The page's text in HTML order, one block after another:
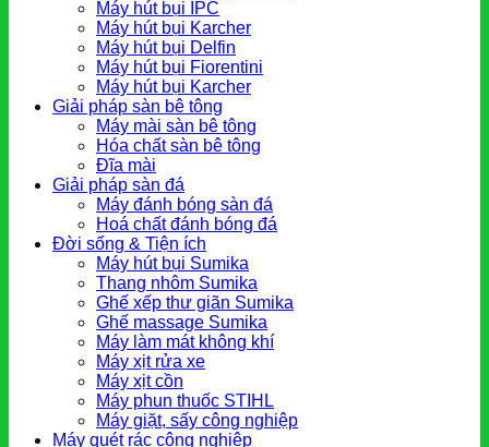
Máy hút bụi IPC
Máy hút bụi Karcher
Máy hút bụi Delfin
Máy hút bụi Fiorentini
Máy hút bụi Karcher
Giải pháp sàn bê tông
Máy mài sàn bê tông
Hóa chất sàn bê tông
Đĩa mài
Giải pháp sàn đá
Máy đánh bóng sàn đá
Hoá chất đánh bóng đá
Đời sống & Tiện ích
Máy hút bụi Sumika
Thang nhôm Sumika
Ghế xếp thư giãn Sumika
Ghế massage Sumika
Máy làm mát không khí
Máy xịt rửa xe
Máy xịt cồn
Máy phun thuốc STIHL
Máy giặt, sấy công nghiệp
Máy quét rác công nghiệp